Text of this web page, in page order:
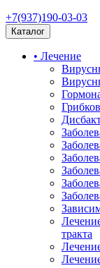
+7(937)190-03-03
Каталог
• Лечение
тракта